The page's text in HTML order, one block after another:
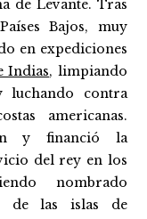
de Levante. Tras
Bajos, muy
en expediciones
Indias, limpiando
luchando contra
americanas.
y financió la
del rey en los
nombrado
de las islas de